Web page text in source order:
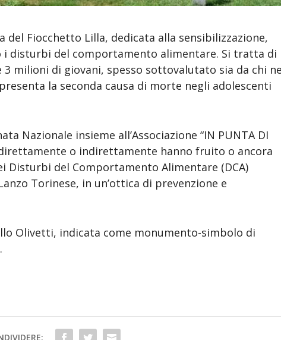
del Fiocchetto Lilla, dedicata alla sensibilizzazione,
i disturbi del comportamento alimentare. Si tratta di
milioni di giovani, spesso sottovalutato sia da chi
la seconda causa di morte negli adolescenti
Nazionale insieme all’Associazione “IN PUNTA DI
direttamente o indirettamente hanno fruito o ancora
Disturbi del Comportamento Alimentare (DCA)
Torinese, in un’ottica di prevenzione e
Olivetti, indicata come monumento-simbolo di